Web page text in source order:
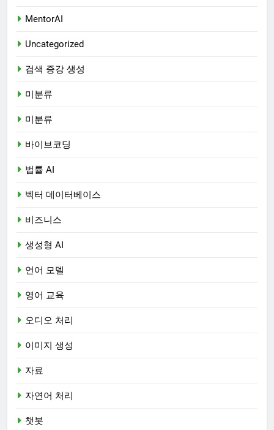
MentorAI
Uncategorized
검색 증강 생성
미분류
미분류
바이브코딩
법률 AI
벡터 데이터베이스
비즈니스
생성형 AI
언어 모델
영어 교육
오디오 처리
이미지 생성
자료
자연어 처리
챗봇